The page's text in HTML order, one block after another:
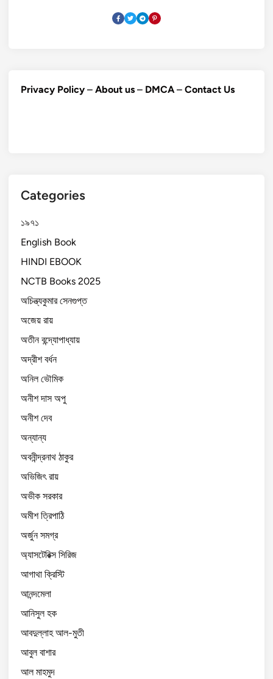
Privacy Policy – About us – DMCA– Contact Us
Categories
১৯৭১
English Book
HINDI EBOOK
NCTB Books 2025
অচিন্ত্যকুমার সেনগুপ্ত
অজেয় রায়
অতীন বন্দ্যোপাধ্যায়
অদ্রীশ বর্ধন
অনিল ভৌমিক
অনীশ দাস অপু
অনীশ দেব
অন্যান্য
অবনীন্দ্রনাথ ঠাকুর
অভিজিৎ রায়
অভীক সরকার
অমীশ ত্রিপাঠি
অর্জুন সমগ্র
অ্যাসটেরিক্স সিরিজ
আগাথা ক্রিস্টি
আনন্দমেলা
আনিসুল হক
আবদুল্লাহ আল-মুতী
আবুল বাশার
আল মাহমুদ